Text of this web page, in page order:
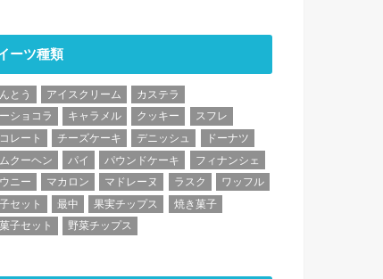
ーツ種類
とう アイスクリーム
カステラ
ショコラ
キャラメル クッキー
スフレ
レート
チーズケーキ デニッシュ
ドーナツ
クーヘン
パイ パウンドケーキ
フィナンシェ
ニー
マカロン マドレーヌ ラスク
ワッフル
セット
最中 果実チップス
焼き菓子
子セット
野菜チップス